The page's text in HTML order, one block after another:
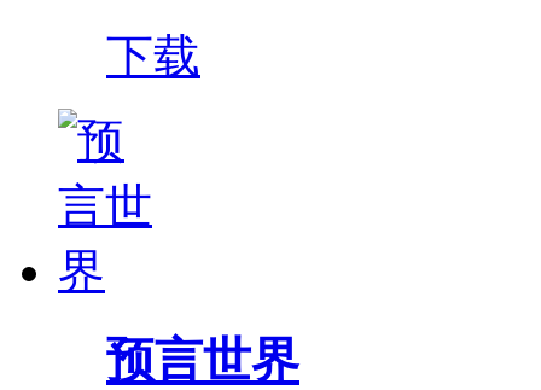
下载
预言世界